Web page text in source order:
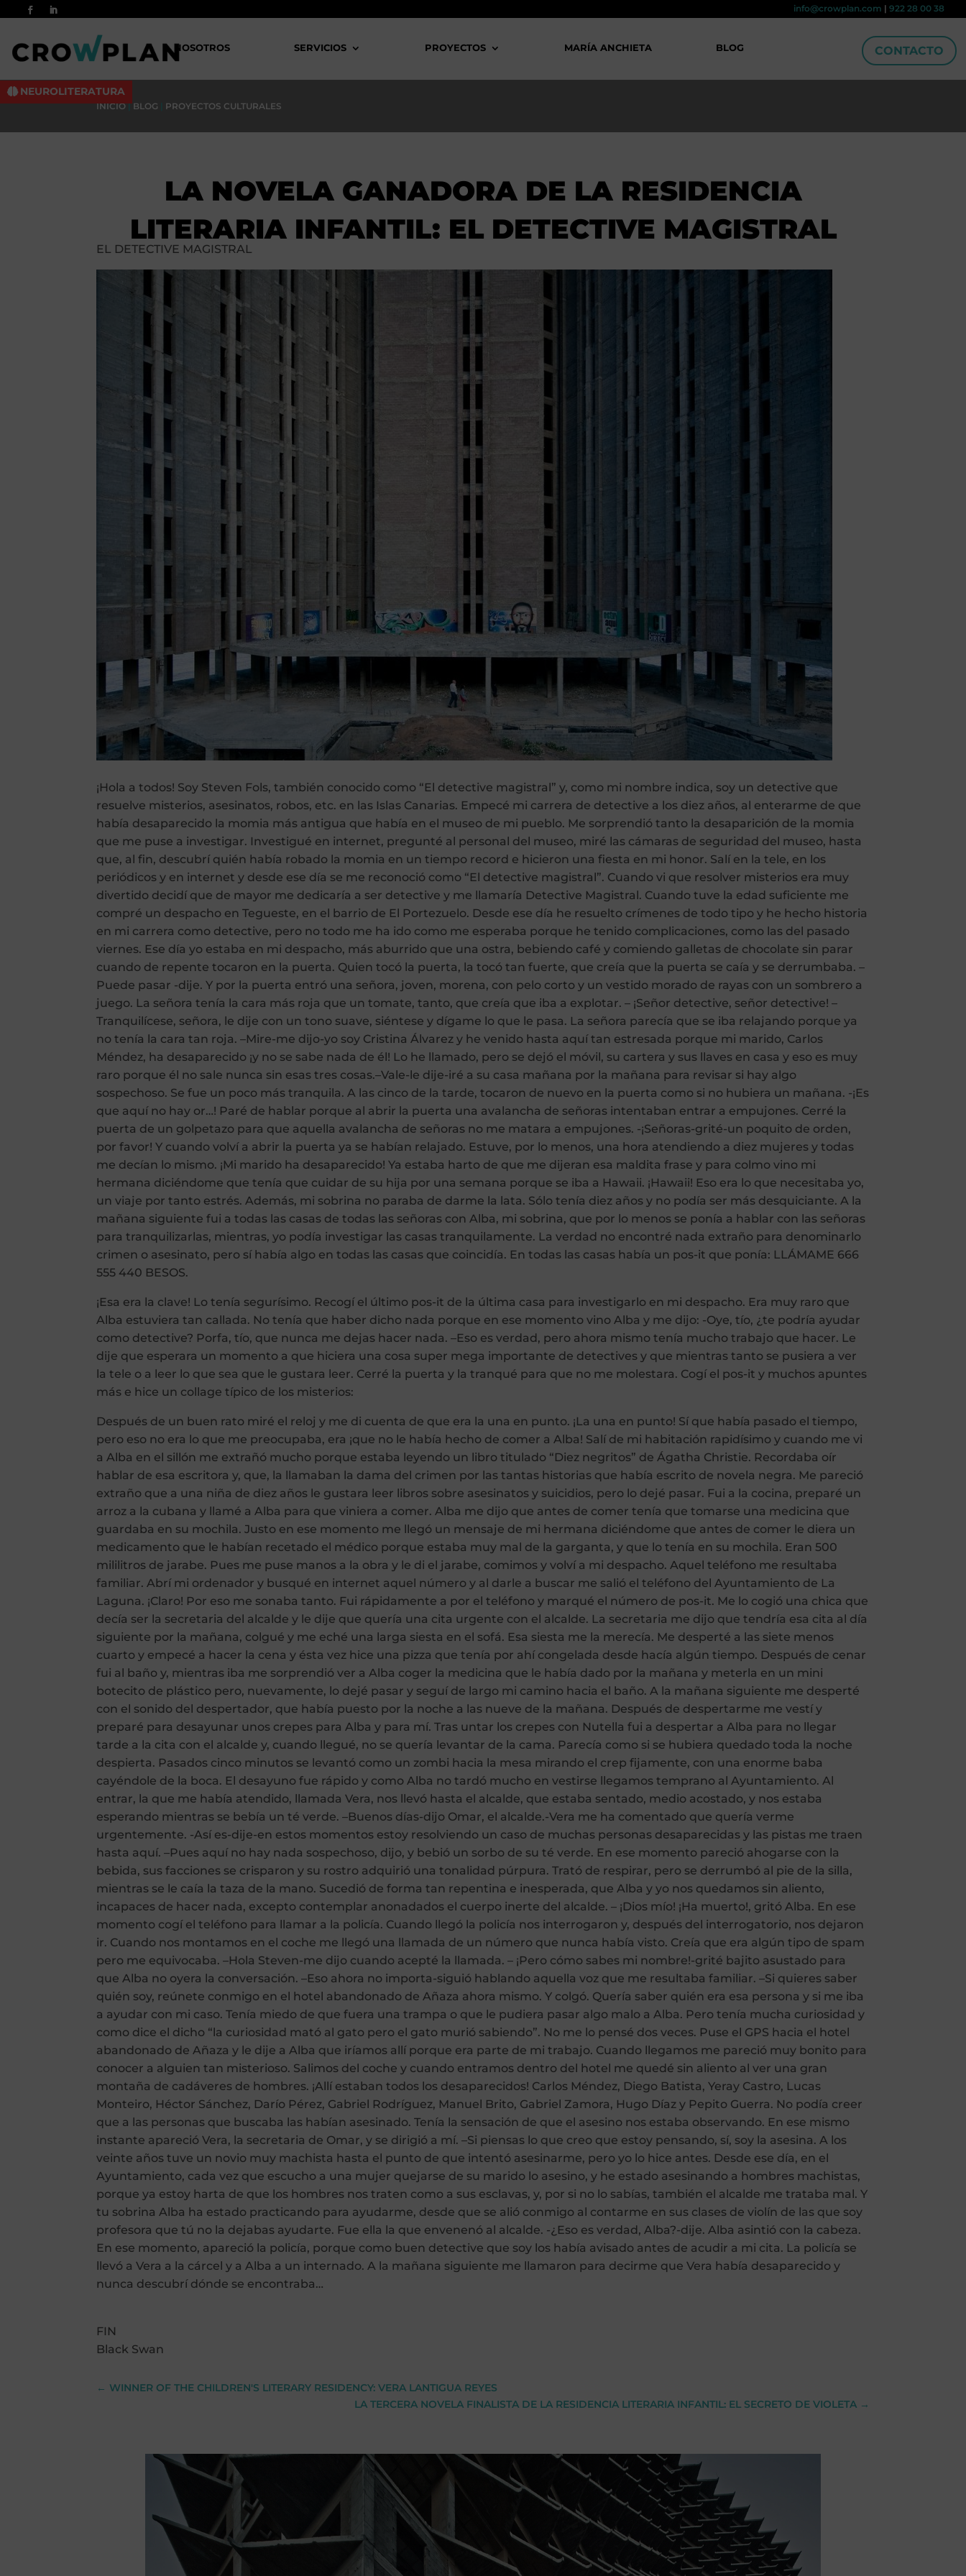
info@crowplan.com | 922 28 00 38
NOSOTROS SERVICIOS PROYECTOS MARÍA ANCHIETA BLOG CONTACTO
NEUROLITERATURA
INICIO|BLOG PROYECTOS CULTURALES
LA NOVELA GANADORA DE LA RESIDENCIA
LITERARIA INFANTIL: EL DETECTIVE MAGISTRAL
EL DETECTIVE MAGISTRAL
¡Hola a todos! Soy Steven Fols, también conocido como “El detective magistral” y, como mi nombre indica, soy un detective que
resuelve misterios, asesinatos, robos, etc. en las Islas Canarias. Empecé mi carrera de detective a los diez años, al enterarme de que
había desaparecido la momia más antigua que había en el museo de mi pueblo. Me sorprendió tanto la desaparición de la momia
que me puse a investigar. Investigué en internet, pregunté al personal del museo, miré las cámaras de seguridad del museo, hasta
que, al fin, descubrí quién había robado la momia en un tiempo record e hicieron una fiesta en mi honor. Salí en la tele, en los
periódicos y en internet y desde ese día se me reconoció como “El detective magistral”. Cuando vi que resolver misterios era muy
divertido decidí que de mayor me dedicaría a ser detective y me llamaría Detective Magistral. Cuando tuve la edad suficiente me
compré un despacho en Tegueste, en el barrio de El Portezuelo. Desde ese día he resuelto crímenes de todo tipo y he hecho historia
en mi carrera como detective, pero no todo me ha ido como me esperaba porque he tenido complicaciones, como las del pasado
viernes. Ese día yo estaba en mi despacho, más aburrido que una ostra, bebiendo café y comiendo galletas de chocolate sin parar
cuando de repente tocaron en la puerta. Quien tocó la puerta, la tocó tan fuerte, que creía que la puerta se caía y se derrumbaba. –
Puede pasar -dije. Y por la puerta entró una señora, joven, morena, con pelo corto y un vestido morado de rayas con un sombrero a
juego. La señora tenía la cara más roja que un tomate, tanto, que creía que iba a explotar. – ¡Señor detective, señor detective! –
Tranquilícese, señora, le dije con un tono suave, siéntese y dígame lo que le pasa. La señora parecía que se iba relajando porque ya
no tenía la cara tan roja. –Mire-me dijo-yo soy Cristina Álvarez y he venido hasta aquí tan estresada porque mi marido, Carlos
Méndez, ha desaparecido ¡y no se sabe nada de él! Lo he llamado, pero se dejó el móvil, su cartera y sus llaves en casa y eso es muy
raro porque él no sale nunca sin esas tres cosas.–Vale-le dije-iré a su casa mañana por la mañana para revisar si hay algo
sospechoso. Se fue un poco más tranquila. A las cinco de la tarde, tocaron de nuevo en la puerta como si no hubiera un mañana. -¡Es
que aquí no hay or…! Paré de hablar porque al abrir la puerta una avalancha de señoras intentaban entrar a empujones. Cerré la
puerta de un golpetazo para que aquella avalancha de señoras no me matara a empujones. -¡Señoras-grité-un poquito de orden,
por favor! Y cuando volví a abrir la puerta ya se habían relajado. Estuve, por lo menos, una hora atendiendo a diez mujeres y todas
me decían lo mismo. ¡Mi marido ha desaparecido! Ya estaba harto de que me dijeran esa maldita frase y para colmo vino mi
hermana diciéndome que tenía que cuidar de su hija por una semana porque se iba a Hawaii. ¡Hawaii! Eso era lo que necesitaba yo,
un viaje por tanto estrés. Además, mi sobrina no paraba de darme la lata. Sólo tenía diez años y no podía ser más desquiciante. A la
mañana siguiente fui a todas las casas de todas las señoras con Alba, mi sobrina, que por lo menos se ponía a hablar con las señoras
para tranquilizarlas, mientras, yo podía investigar las casas tranquilamente. La verdad no encontré nada extraño para denominarlo
crimen o asesinato, pero sí había algo en todas las casas que coincidía. En todas las casas había un pos-it que ponía: LLÁMAME 666
555 440 BESOS.
¡Esa era la clave! Lo tenía segurísimo. Recogí el último pos-it de la última casa para investigarlo en mi despacho. Era muy raro que
Alba estuviera tan callada. No tenía que haber dicho nada porque en ese momento vino Alba y me dijo: -Oye, tío, ¿te podría ayudar
como detective? Porfa, tío, que nunca me dejas hacer nada. –Eso es verdad, pero ahora mismo tenía mucho trabajo que hacer. Le
dije que esperara un momento a que hiciera una cosa super mega importante de detectives y que mientras tanto se pusiera a ver
la tele o a leer lo que sea que le gustara leer. Cerré la puerta y la tranqué para que no me molestara. Cogí el pos-it y muchos apuntes
más e hice un collage típico de los misterios:
Después de un buen rato miré el reloj y me di cuenta de que era la una en punto. ¡La una en punto! Sí que había pasado el tiempo,
pero eso no era lo que me preocupaba, era ¡que no le había hecho de comer a Alba! Salí de mi habitación rapidísimo y cuando me vi
a Alba en el sillón me extrañó mucho porque estaba leyendo un libro titulado “Diez negritos” de Ágatha Christie. Recordaba oír
hablar de esa escritora y, que, la llamaban la dama del crimen por las tantas historias que había escrito de novela negra. Me pareció
extraño que a una niña de diez años le gustara leer libros sobre asesinatos y suicidios, pero lo dejé pasar. Fui a la cocina, preparé un
arroz a la cubana y llamé a Alba para que viniera a comer. Alba me dijo que antes de comer tenía que tomarse una medicina que
guardaba en su mochila. Justo en ese momento me llegó un mensaje de mi hermana diciéndome que antes de comer le diera un
medicamento que le habían recetado el médico porque estaba muy mal de la garganta, y que lo tenía en su mochila. Eran 500
mililitros de jarabe. Pues me puse manos a la obra y le di el jarabe, comimos y volví a mi despacho. Aquel teléfono me resultaba
familiar. Abrí mi ordenador y busqué en internet aquel número y al darle a buscar me salió el teléfono del Ayuntamiento de La
Laguna. ¡Claro! Por eso me sonaba tanto. Fui rápidamente a por el teléfono y marqué el número de pos-it. Me lo cogió una chica que
decía ser la secretaria del alcalde y le dije que quería una cita urgente con el alcalde. La secretaria me dijo que tendría esa cita al día
siguiente por la mañana, colgué y me eché una larga siesta en el sofá. Esa siesta me la merecía. Me desperté a las siete menos
cuarto y empecé a hacer la cena y ésta vez hice una pizza que tenía por ahí congelada desde hacía algún tiempo. Después de cenar
fui al baño y, mientras iba me sorprendió ver a Alba coger la medicina que le había dado por la mañana y meterla en un mini
botecito de plástico pero, nuevamente, lo dejé pasar y seguí de largo mi camino hacia el baño. A la mañana siguiente me desperté
con el sonido del despertador, que había puesto por la noche a las nueve de la mañana. Después de despertarme me vestí y
preparé para desayunar unos crepes para Alba y para mí. Tras untar los crepes con Nutella fui a despertar a Alba para no llegar
tarde a la cita con el alcalde y, cuando llegué, no se quería levantar de la cama. Parecía como si se hubiera quedado toda la noche
despierta. Pasados cinco minutos se levantó como un zombi hacia la mesa mirando el crep fijamente, con una enorme baba
cayéndole de la boca. El desayuno fue rápido y como Alba no tardó mucho en vestirse llegamos temprano al Ayuntamiento. Al
entrar, la que me había atendido, llamada Vera, nos llevó hasta el alcalde, que estaba sentado, medio acostado, y nos estaba
esperando mientras se bebía un té verde. –Buenos días-dijo Omar, el alcalde.-Vera me ha comentado que quería verme
urgentemente. -Así es-dije-en estos momentos estoy resolviendo un caso de muchas personas desaparecidas y las pistas me traen
hasta aquí. –Pues aquí no hay nada sospechoso, dijo, y bebió un sorbo de su té verde. En ese momento pareció ahogarse con la
bebida, sus facciones se crisparon y su rostro adquirió una tonalidad púrpura. Trató de respirar, pero se derrumbó al pie de la silla,
mientras se le caía la taza de la mano. Sucedió de forma tan repentina e inesperada, que Alba y yo nos quedamos sin aliento,
incapaces de hacer nada, excepto contemplar anonadados el cuerpo inerte del alcalde. – ¡Dios mío! ¡Ha muerto!, gritó Alba. En ese
momento cogí el teléfono para llamar a la policía. Cuando llegó la policía nos interrogaron y, después del interrogatorio, nos dejaron
ir. Cuando nos montamos en el coche me llegó una llamada de un número que nunca había visto. Creía que era algún tipo de spam
pero me equivocaba. –Hola Steven-me dijo cuando acepté la llamada. – ¡Pero cómo sabes mi nombre!-grité bajito asustado para
que Alba no oyera la conversación. –Eso ahora no importa-siguió hablando aquella voz que me resultaba familiar. –Si quieres saber
quién soy, reúnete conmigo en el hotel abandonado de Añaza ahora mismo. Y colgó. Quería saber quién era esa persona y si me iba
a ayudar con mi caso. Tenía miedo de que fuera una trampa o que le pudiera pasar algo malo a Alba. Pero tenía mucha curiosidad y
como dice el dicho “la curiosidad mató al gato pero el gato murió sabiendo”. No me lo pensé dos veces. Puse el GPS hacia el hotel
abandonado de Añaza y le dije a Alba que iríamos allí porque era parte de mi trabajo. Cuando llegamos me pareció muy bonito para
conocer a alguien tan misterioso. Salimos del coche y cuando entramos dentro del hotel me quedé sin aliento al ver una gran
montaña de cadáveres de hombres. ¡Allí estaban todos los desaparecidos! Carlos Méndez, Diego Batista, Yeray Castro, Lucas
Monteiro, Héctor Sánchez, Darío Pérez, Gabriel Rodríguez, Manuel Brito, Gabriel Zamora, Hugo Díaz y Pepito Guerra. No podía creer
que a las personas que buscaba las habían asesinado. Tenía la sensación de que el asesino nos estaba observando. En ese mismo
instante apareció Vera, la secretaria de Omar, y se dirigió a mí. –Si piensas lo que creo que estoy pensando, sí, soy la asesina. A los
veinte años tuve un novio muy machista hasta el punto de que intentó asesinarme, pero yo lo hice antes. Desde ese día, en el
Ayuntamiento, cada vez que escucho a una mujer quejarse de su marido lo asesino, y he estado asesinando a hombres machistas,
porque ya estoy harta de que los hombres nos traten como a sus esclavas, y, por si no lo sabías, también el alcalde me trataba mal. Y
tu sobrina Alba ha estado practicando para ayudarme, desde que se alió conmigo al contarme en sus clases de violín de las que soy
profesora que tú no la dejabas ayudarte. Fue ella la que envenenó al alcalde. -¿Eso es verdad, Alba?-dije. Alba asintió con la cabeza.
En ese momento, apareció la policía, porque como buen detective que soy los había avisado antes de acudir a mi cita. La policía se
llevó a Vera a la cárcel y a Alba a un internado. A la mañana siguiente me llamaron para decirme que Vera había desaparecido y
nunca descubrí dónde se encontraba…
FIN
Black Swan
← WINNER OF THE CHILDREN'S LITERARY RESIDENCY: VERA LANTIGUA REYES
LA TERCERA NOVELA FINALISTA DE LA RESIDENCIA LITERARIA INFANTIL: EL SECRETO DE VIOLETA→